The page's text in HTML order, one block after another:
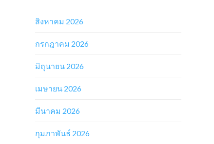
สิงหาคม 2026
กรกฎาคม 2026
มิถุนายน 2026
เมษายน 2026
มีนาคม 2026
กุมภาพันธ์ 2026